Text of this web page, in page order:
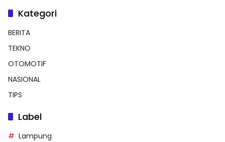
Kategori
BERITA
TEKNO
OTOMOTIF
NASIONAL
TIPS
Label
Lampung